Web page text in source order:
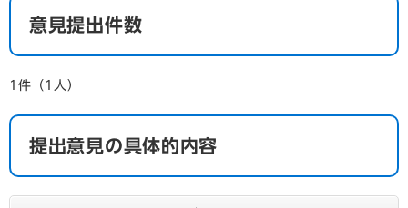
意見提出件数
1件（1人）
提出意見の具体的内容